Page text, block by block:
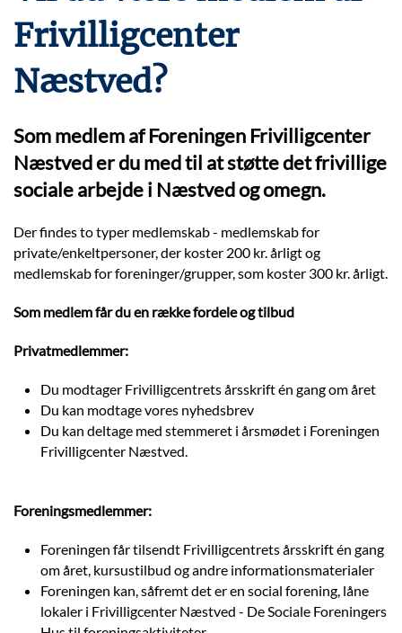
Frivilligcenter
Næstved?
Som medlem af Foreningen Frivilligcenter
Næstved er du med til at støtte det frivillige
sociale arbejde i Næstved og omegn.
Der findes to typer medlemskab - medlemskab for
private/enkeltpersoner, der koster 200 kr. årligt og
medlemskab for foreninger/grupper, som koster 300 kr. årligt.
Som medlem får du en række fordele og tilbud
Privatmedlemmer:
Du modtager Frivilligcentrets årsskrift én gang om året
Du kan modtage vores nyhedsbrev
Du kan deltage med stemmeret i årsmødet i Foreningen
Frivilligcenter Næstved.
Foreningsmedlemmer:
Foreningen får tilsendt Frivilligcentrets årsskrift én gang
om året, kursustilbud og andre informationsmaterialer
Foreningen kan, såfremt det er en social forening, låne
lokaler i Frivilligcenter Næstved - De Sociale Foreningers